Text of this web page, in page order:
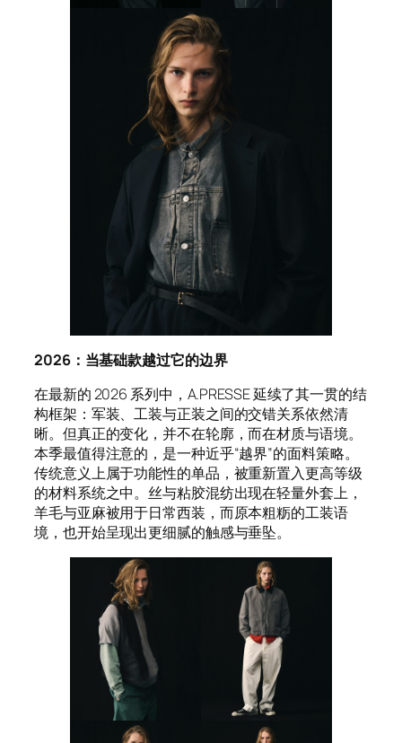
2026：当基础款越过它的边界
在最新的 2026 系列中，A.PRESSE 延续了其一贯的结
构框架：军装、工装与正装之间的交错关系依然清
晰。但真正的变化，并不在轮廓，而在材质与语境。
本季最值得注意的，是一种近乎“越界”的面料策略。
传统意义上属于功能性的单品，被重新置入更高等级
的材料系统之中。丝与粘胶混纺出现在轻量外套上，
羊毛与亚麻被用于日常西装，而原本粗粝的工装语
境，也开始呈现出更细腻的触感与垂坠。